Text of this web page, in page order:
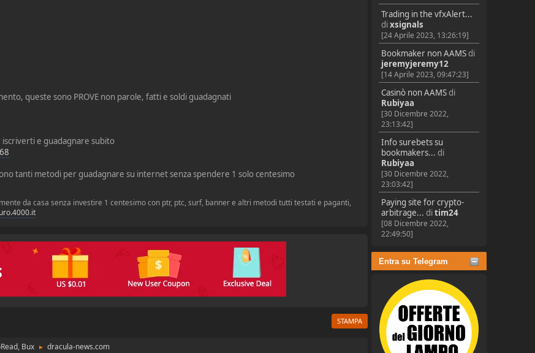
Trading in the vfxAlert...
dixsignals
[24 Aprile 2023, 13:26:19]
Bookmaker non AAMSdi
jeremyjeremy12
[14 Aprile 2023, 09:47:23]
Casinò non AAMSdi
Rubiyaa
[30 Dicembre 2022,
23:13:42]
Info surebets su
bookmakers... di
Rubiyaa
[30 Dicembre 2022,
23:03:42]
Paying site for crypto-
arbitrage... ditim24
[08 Dicembre 2022,
22:49:50]
Entra su Telegram
queste sono PROVE non parole, fatti e soldi guadagnati
iscriverti e guadagnare subito
tanti metodi per guadagnare su internet senza spendere 1 solo centesimo
da casa senza investire 1 centesimo con ptr, ptc, surf, banner e altri metodi tutti testati e paganti,
STAMPA
Bux ►
dracula-news.com